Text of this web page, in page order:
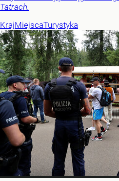
Tatrach.
KrajMiejscaTurystyka